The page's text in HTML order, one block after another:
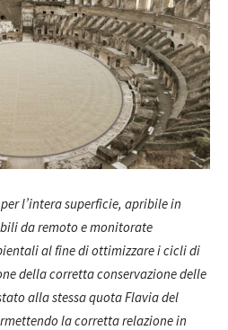
l’intera superficie, apribile in
da remoto e monitorate
al fine di ottimizzare i cicli di
della corretta conservazione delle
alla stessa quota Flavia del
la corretta relazione in